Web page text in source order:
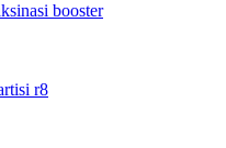
booster
r8